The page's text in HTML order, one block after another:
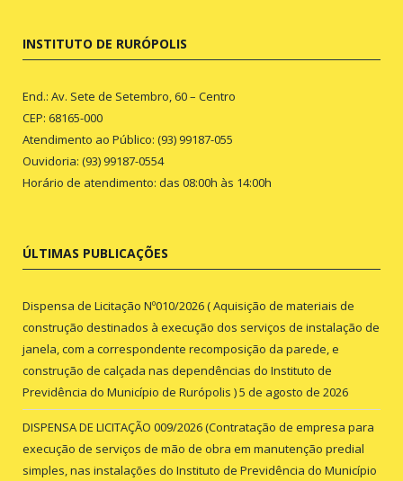
INSTITUTO DE RURÓPOLIS
End.: Av. Sete de Setembro, 60 – Centro
CEP: 68165-000
Atendimento ao Público: (93) 99187-055
Ouvidoria: (93) 99187-0554
Horário de atendimento: das 08:00h às 14:00h
ÚLTIMAS PUBLICAÇÕES
Dispensa de Licitação Nº010/2026 ( Aquisição de materiais de
construção destinados à execução dos serviços de instalação de
janela, com a correspondente recomposição da parede, e
construção de calçada nas dependências do Instituto de
Previdência do Município de Rurópolis )5 de agosto de 2026
DISPENSA DE LICITAÇÃO 009/2026 (Contratação de empresa para
execução de serviços de mão de obra em manutenção predial
simples, nas instalações do Instituto de Previdência do Município